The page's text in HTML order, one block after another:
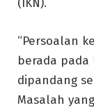
“Persoalan
berada
dipandang
Masalah